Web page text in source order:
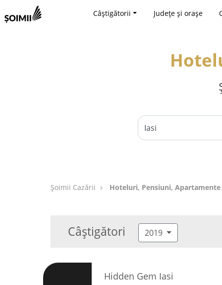
Câștigătorii Județe și orașe
Șoimii Cazării Hoteluri, Pensiuni, Apartamente
Câștigători 2019
Hidden Gem Iasi